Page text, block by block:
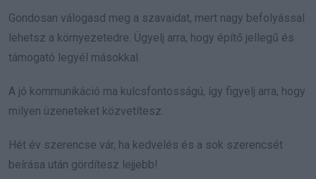
Gondosan válogasd meg a szavaidat, mert nagy befolyással
lehetsz a környezetedre. Ügyelj arra, hogy építő jellegű és
támogató legyél másokkal.
A jó kommunikáció ma kulcsfontosságú, így figyelj arra, hogy
milyen üzeneteket közvetítesz.
Hét év szerencse vár, ha kedvelés és a sok szerencsét
beírása után gördítesz lejjebb!